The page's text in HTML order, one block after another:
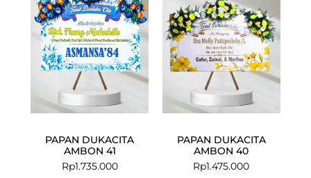
PAPAN DUKACITA
AMBON 41
Rp1.735.000
PAPAN DUKACITA
AMBON 40
Rp1.475.000